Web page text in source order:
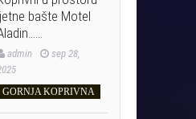
bašte Motel
admin
sep 28,
GORNJA KOPRIVNA